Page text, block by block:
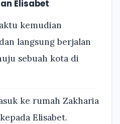
Elisabet
kemudian
langsung berjalan
sebuah kota di
ke rumah Zakharia
Elisabet.